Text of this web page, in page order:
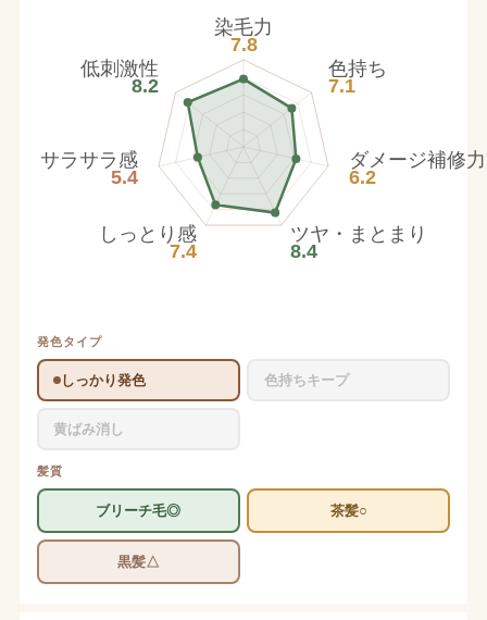
染毛力
7.8
色持ち
7.1
ダメージ補修力
6.2
ツヤ・まとまり
8.4
しっとり感
7.4
サラサラ感
5.4
低刺激性
8.2
発色タイプ
しっかり発色 色持ちキープ
黄ばみ消し
髪質
ブリーチ毛◎ 茶髪○
黒髪△